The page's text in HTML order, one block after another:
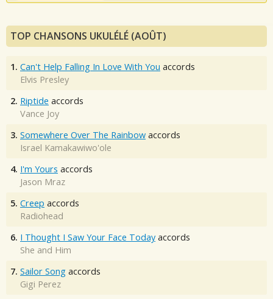
TOP CHANSONS UKULÉLÉ (AOÛT)
1. Can't Help Falling In Love With You accords
Elvis Presley
2. Riptide accords
Vance Joy
3. Somewhere Over The Rainbow accords
Israel Kamakawiwo'ole
4. I'm Yours accords
Jason Mraz
5. Creep accords
Radiohead
6. I Thought I Saw Your Face Today accords
She and Him
7. Sailor Song accords
Gigi Perez